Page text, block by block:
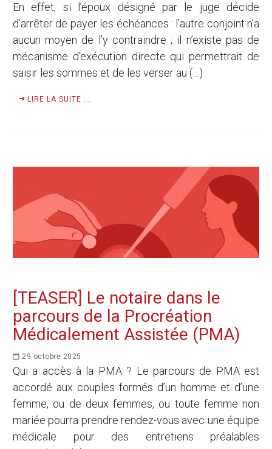
En effet, si l’époux désigné par le juge décide
d’arrêter de payer les échéances : l’autre conjoint n’a
aucun moyen de l’y contraindre ; il n’existe pas de
mécanisme d’exécution directe qui permettrait de
saisir les sommes et de les verser au (…)
LIRE LA SUITE ...
[TEASER] Le notaire dans le
parcours de la Procréation
Médicalement Assistée (PMA)
29 octobre 2025
Qui a accès à la PMA ? Le parcours de PMA est
accordé aux couples formés d’un homme et d’une
femme, ou de deux femmes, ou toute femme non
mariée pourra prendre rendez-vous avec une équipe
médicale pour des entretiens préalables